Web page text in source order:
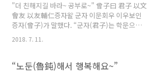
"더 친해지길 바라~ 공부로~" 曾子曰 君子 以文
會友 以友輔仁증자왈 군자 이문회우 이우보인
증자(曾子)가 말했다. “군자(君子)는 학문으로
써 벗을 모으고, 벗으로써 인(仁)을 보충한다.” -
〈안연(顔淵)〉 24장 =글자풀이= =주석풀이=
에게 맞추지 않고 자기 혼자 다니고 싶은 대로 다
2018. 7. 11.
“노둔(魯鈍)해서 행복해요~”